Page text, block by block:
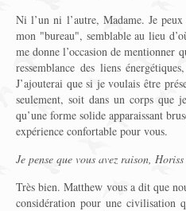
Ni l’un ni l’autre, Madame. Je
mon "bureau", semblable au lieu
me donne l’occasion de mentionner
ressemblance des liens
J’ajouterai que si je voulais être
seulement, soit dans un corps que
qu’une forme solide apparaissant
expérience confortable pour vous.
Je pense que vous avez raison,
Très bien. Matthew vous a dit que
considération pour une civilisation